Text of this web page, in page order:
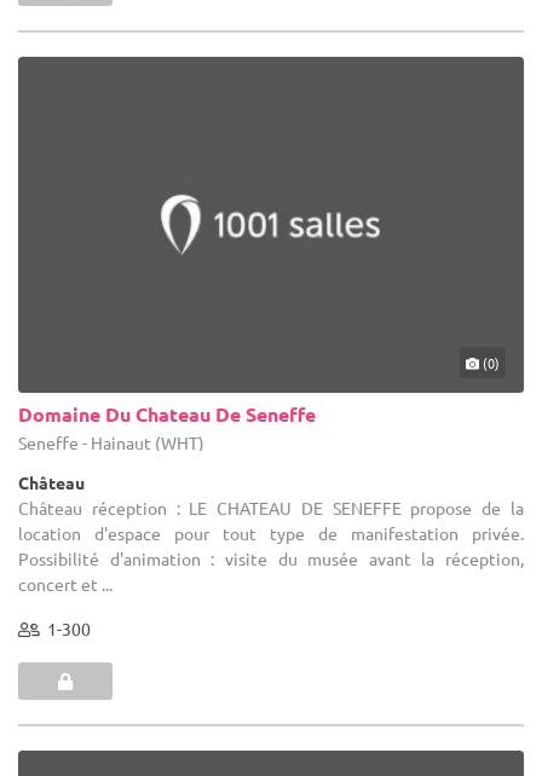
(0)
Domaine Du Chateau De Seneffe
Seneffe - Hainaut (WHT)
Château
Château réception : LE CHATEAU DE SENEFFE propose de la
location d'espace pour tout type de manifestation privée.
Possibilité d'animation : visite du musée avant la réception,
concert et ...
1-300